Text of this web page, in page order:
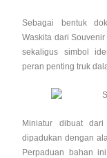
Sebagai bentuk
Waskita dari
sekaligus simbol
peran penting truk
Miniatur dibuat
dipadukan dengan
Perpaduan bahan